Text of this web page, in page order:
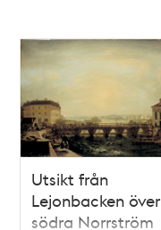
Utsikt från
Lejonbacken över
södra Norrström